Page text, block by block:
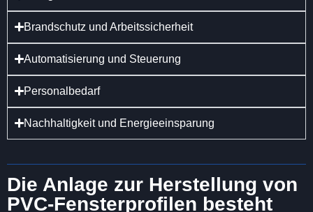
Brandschutz und Arbeitssicherheit
Automatisierung und Steuerung
Personalbedarf
Nachhaltigkeit und Energieeinsparung
Die Anlage zur Herstellung von
PVC-Fensterprofilen besteht